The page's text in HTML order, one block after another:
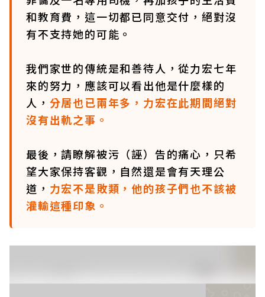
和教育費，這一切都已同意交付，絕對沒
有不支持她的可能。
我們家世的傳統是和善待人，從力宏七年
來的努力，應該可以看出他是什麼樣的
人， 分居也已兩年多，力宏在此期間絕對
沒有出軌之事。
最後，請瞭解被污（誣）告的痛心，只希
望大家保持客觀，自然還是會有天理公
道， 力宏不是敗類，他的孩子們也不該被
灌輸這種印象。